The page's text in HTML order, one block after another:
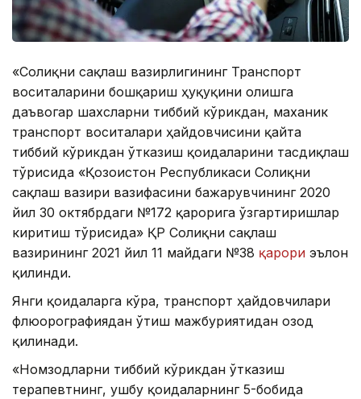
«Соғлиқни сақлаш вазирлигининг Транспорт
воситаларини бошқариш ҳуқуқини олишга
даъвогар шахсларни тиббий кўрикдан, маханик
транспорт воситалари ҳайдовчисини қайта
тиббий кўрикдан ўтказиш қоидаларини тасдиқлаш
тўғрисида «Қозоғистон Республикаси Соғлиқни
сақлаш вазири вазифасини бажарувчининг 2020
йил 30 октябрдаги №172 қарорига ўзгартиришлар
киритиш тўғрисида» ҚР Соғлиқни сақлаш
вазирининг 2021 йил 11 майдаги №38 қарори эълон
қилинди.
Янги қоидаларга кўра, транспорт ҳайдовчилари
флюорографиядан ўтиш мажбуриятидан озод
қилинади.
«Номзодларни тиббий кўрикдан ўтказиш
терапевтнинг, ушбу қоидаларнинг 5-бобида